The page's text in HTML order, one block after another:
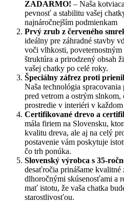
ZADARMO! – Naša
pevnosť a stabilitu vašej
najnáročnejším podmienkam
Prvý zrub z červeného
ideálny pre záhradné stavby
voči vlhkosti,
štruktúra a prirodzený obsah
vašej chatky po celé roky.
Špeciálny záfrez proti
Naša technológia
pred vetrom a ostrým
prostredie v interiéri v každom
Certifikované drevo a
mála firiem na Slovensku,
kvalitu dreva, ale aj na celý
postavenie vám poskytuje
čo trh ponúka.
Slovenský výrobca s 35-
desaťročia prinášame
dlhoročnými skúsenosťami a
mať istotu, že vaša chatka
starostlivosťou.